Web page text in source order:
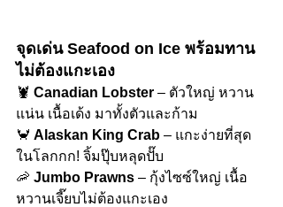
จุดเด่น Seafood on Ice พร้อมทาน
ไม่ต้องแกะเอง
🦞 Canadian Lobster – ตัวใหญ่ หวาน
แน่น เนื้อเด้ง มาทั้งตัวและก้าม
🦀 Alaskan King Crab – แกะง่ายที่สุด
ในโลกกก! จิ้มปุ๊บหลุดปั๊บ
🦐 Jumbo Prawns – กุ้งไซซ์ใหญ่ เนื้อ
หวานเจี๊ยบไม่ต้องแกะเอง